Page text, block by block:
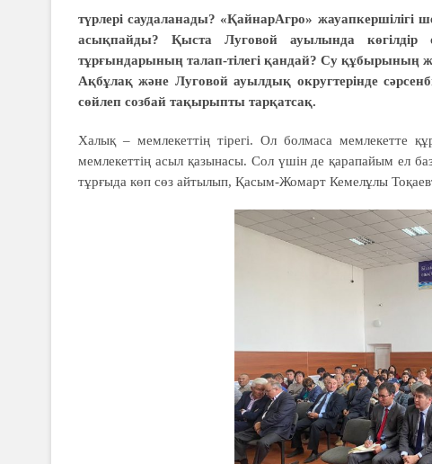
түрлері саудаланады? «ҚайнарАгро» жауапкершілігі
асықпайды? Қыста Луговой ауылында
тұрғындарының талап-тілегі қандай? Су құбырының
Ақбұлақ және Луговой ауылдық округтерінде
сөйлеп созбай тақырыпты тарқатсақ.
Халық – мемлекеттің тірегі. Ол болмаса мемлекетте
мемлекеттің асыл қазынасы. Сол үшін де қарапайым ел
тұрғыда көп сөз айтылып, Қасым-Жомарт Кемелұлы